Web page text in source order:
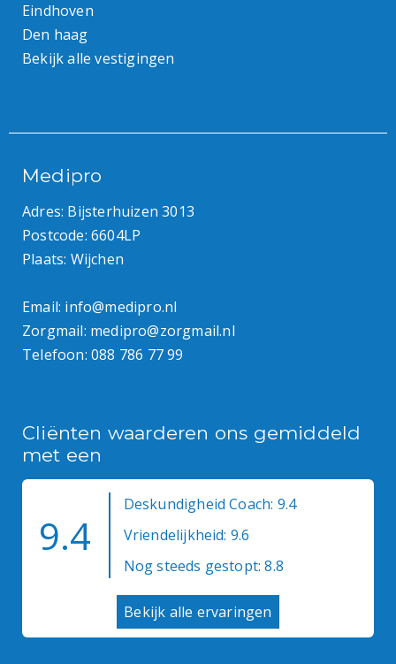
Eindhoven
Den haag
Bekijk alle vestigingen
Medipro
Adres: Bijsterhuizen 3013
Postcode: 6604LP
Plaats: Wijchen
Email: info@medipro.nl
Zorgmail: medipro@zorgmail.nl
Telefoon: 088 786 77 99
Cliënten waarderen ons gemiddeld
met een
9.4
Deskundigheid Coach: 9.4
Vriendelijkheid: 9.6
Nog steeds gestopt: 8.8
Bekijk alle ervaringen